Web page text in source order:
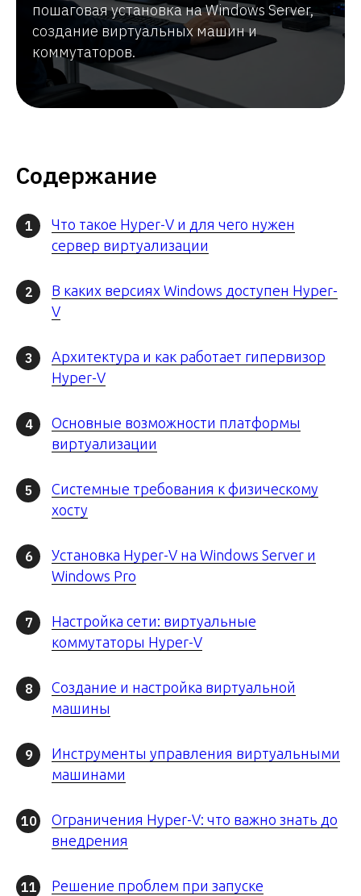
пошаговая установка на Windows Server,
создание виртуальных машин и
коммутаторов.
Содержание
1
Что такое Hyper-V и для чего нужен
сервер виртуализации
2
В каких версиях Windows доступен Hyper-
V
3
Архитектура и как работает гипервизор
Hyper-V
4
Основные возможности платформы
виртуализации
5
Системные требования к физическому
хосту
6
Установка Hyper-V на Windows Server и
Windows Pro
7
Настройка сети: виртуальные
коммутаторы Hyper-V
8
Создание и настройка виртуальной
машины
9
Инструменты управления виртуальными
машинами
10
Ограничения Hyper-V: что важно знать до
внедрения
11
Решение проблем при запуске